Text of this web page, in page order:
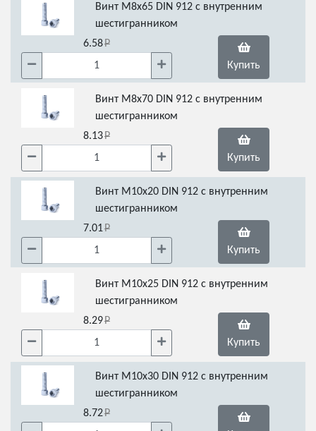
Винт М8х65 DIN 912 с внутренним
шестигранником
6.58
Купить
Винт М8х70 DIN 912 с внутренним
шестигранником
8.13
Купить
Винт М10х20 DIN 912 с внутренним
шестигранником
7.01
Купить
Винт М10х25 DIN 912 с внутренним
шестигранником
8.29
Купить
Винт М10х30 DIN 912 с внутренним
шестигранником
8.72